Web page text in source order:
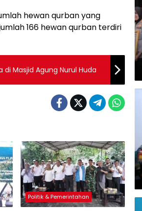
hewan qurban yang
166 hewan qurban terdiri
Masjid Agung Nurul Huda
Politik & Pemerintahan